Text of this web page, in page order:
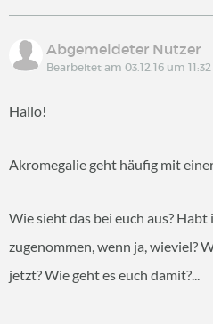
Abgemeldeter Nutzer
Bearbeitet am 03.12.16 um 11:32
Hallo!
Akromegalie geht häufig mit
Wie sieht das bei euch aus?
zugenommen, wenn ja, wieviel?
jetzt? Wie geht es euch damit?...